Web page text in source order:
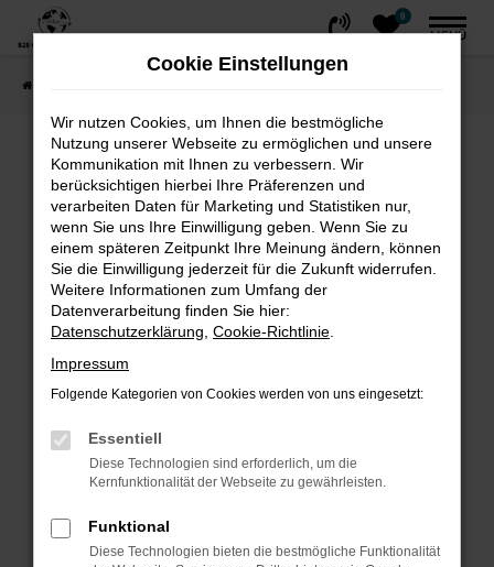
Zum
springen
0
MENÜ
Fehler: Network Error
Beim Laden ist ein Fehler aufgetreten.
Hier sind ein paar Tipps, die dir helfen können:
Überprüfe deine Firewall und deine
Internetverbindung.
Laden andere Webseiten, zum Beispiel
Prüfe deine Browsererweiterungen.
können das Laden bestimmter Seiten
verhindern. Funktioniert die Seite in einem
anderen Browser oder in einem privaten
Fenster?
Starte dein Gerät neu.
Cookie Einstellungen
Wir nutzen Cookies, um Ihnen die bestmögliche
Nutzung unserer Webseite zu ermöglichen und unsere
Kommunikation mit Ihnen zu verbessern. Wir
berücksichtigen hierbei Ihre Präferenzen und
verarbeiten Daten für Marketing und Statistiken nur,
wenn Sie uns Ihre Einwilligung geben. Wenn Sie zu
einem späteren Zeitpunkt Ihre Meinung ändern, können
Sie die Einwilligung jederzeit für die Zukunft widerrufen.
Weitere Informationen zum Umfang der
Datenverarbeitung finden Sie hier:
Datenschutzerklärung Cookie-Richtlinie
Impressum
Folgende Kategorien von Cookies werden von uns eingesetzt:
Essentiell
Diese Technologien sind erforderlich, um die
Kernfunktionalität der Webseite zu gewährleisten.
Funktional
Diese Technologien bieten die bestmögliche Funktionalität